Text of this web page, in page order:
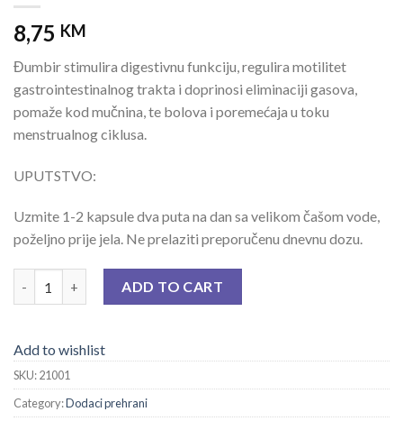
8,75 KM
Đumbir stimulira digestivnu funkciju, regulira motilitet
gastrointestinalnog trakta i doprinosi eliminaciji gasova,
pomaže kod mučnina, te bolova i poremećaja u toku
menstrualnog ciklusa.
UPUTSTVO:
Uzmite 1-2 kapsule dva puta na dan sa velikom čašom vode,
poželjno prije jela. Ne prelaziti preporučenu dnevnu dozu.
ADD TO CART
Add to wishlist
SKU:21001
Category:Dodaci prehrani